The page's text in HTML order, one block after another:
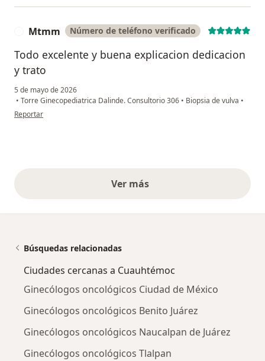
Mtmm Número de teléfono verificado
Todo excelente y buena explicacion dedicacion
y trato
5 de mayo de 2026
• Torre Ginecopediatrica Dalinde. Consultorio 306 • Biopsia de vulva •
en opinión del usuario Mtmm
Reportar
Ver másopiniones anteriores
Búsquedas relacionadas
Ciudades cercanas a Cuauhtémoc
Ginecólogos oncológicos Ciudad de México
Ginecólogos oncológicos Benito Juárez
Ginecólogos oncológicos Naucalpan de Juárez
Ginecólogos oncológicos Tlalpan